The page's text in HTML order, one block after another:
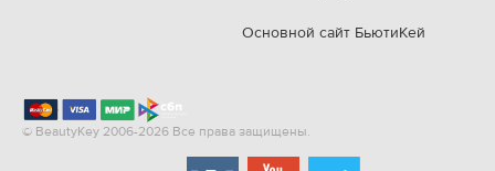
Основной сайт БьютиКей
© BeautyKey 2006-2026 Все права защищены.